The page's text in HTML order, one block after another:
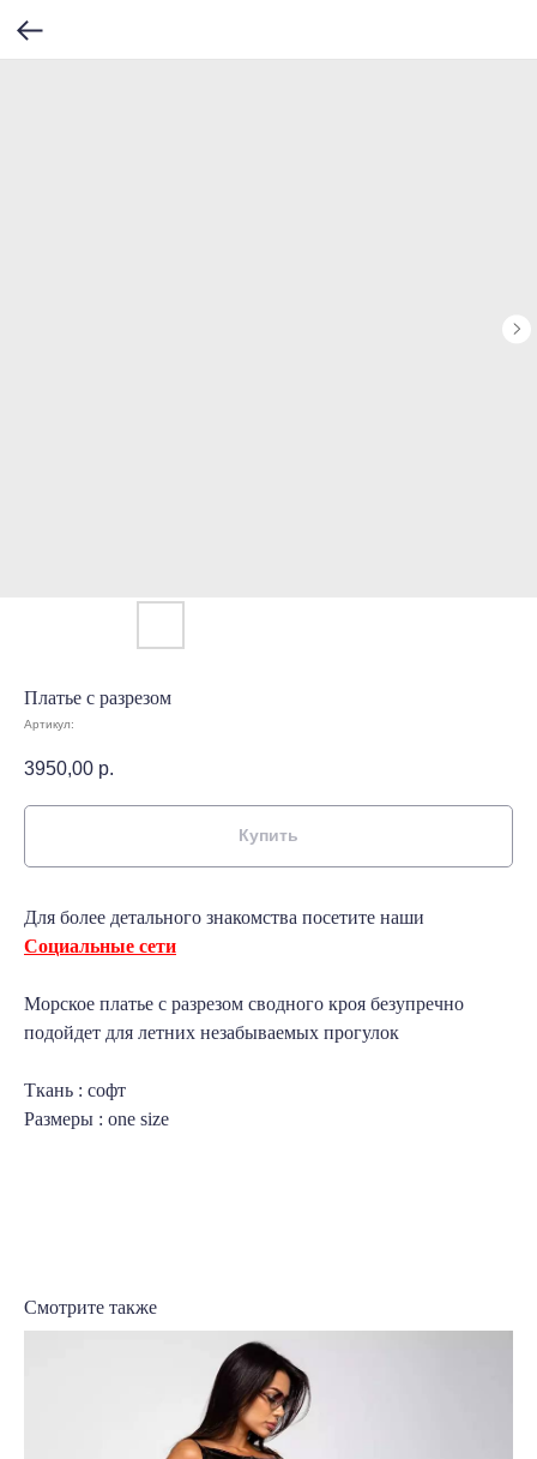
Платье с разрезом
Артикул:
3950,00 р.
Купить
Для более детального знакомства посетите наши
Социальные сети
Морское платье с разрезом сводного кроя безупречно
подойдет для летних незабываемых прогулок
Ткань : софт
Размеры : one size
Смотрите также